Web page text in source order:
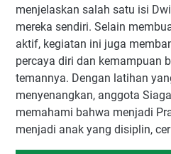
menjelaskan salah satu isi
mereka sendiri. Selain
aktif, kegiatan ini juga
percaya diri dan kemampuan
temannya. Dengan latihan
menyenangkan, anggota
memahami bahwa menjadi
menjadi anak yang disiplin,